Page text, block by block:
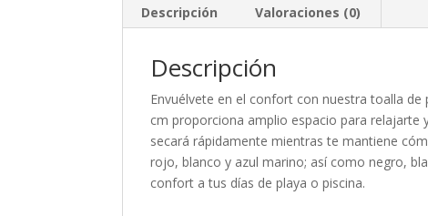
Descripción Valoraciones (0)
Descripción
Envuélvete en el confort con nuestra toalla
cm proporciona amplio espacio para relajarte
secará rápidamente mientras te mantiene
rojo, blanco y azul marino; así como negro,
confort a tus días de playa o piscina.